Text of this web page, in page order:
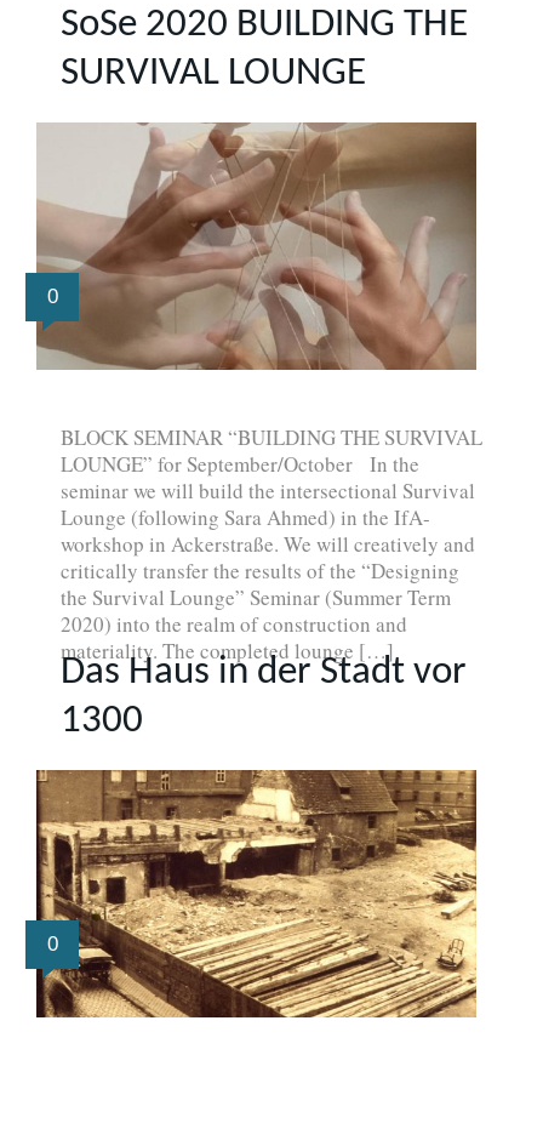
SoSe 2020 BUILDING THE
SURVIVAL LOUNGE
0
BLOCK SEMINAR “BUILDING THE SURVIVAL
LOUNGE” for September/October In the
seminar we will build the intersectional Survival
Lounge (following Sara Ahmed) in the IfA-
workshop in Ackerstraße. We will creatively and
critically transfer the results of the “Designing
the Survival Lounge” Seminar (Summer Term
2020) into the realm of construction and
materiality. The completed lounge […]
Das Haus in der Stadt vor
1300
0